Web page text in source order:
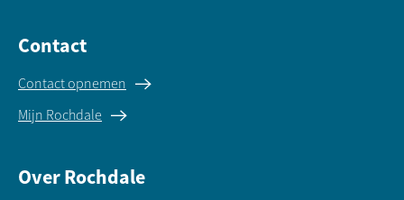
Contact
Contact opnemen
Mijn Rochdale
Over Rochdale